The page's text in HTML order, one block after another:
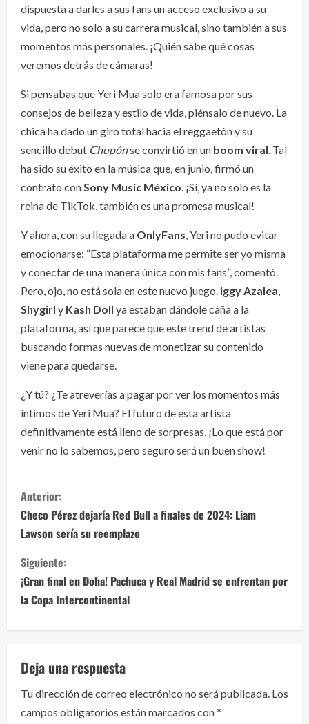
dispuesta a darles a sus fans un acceso exclusivo a su
vida, pero no solo a su carrera musical, sino también a sus
momentos más personales. ¡Quién sabe qué cosas
veremos detrás de cámaras!
Si pensabas que Yeri Mua solo era famosa por sus
consejos de belleza y estilo de vida, piénsalo de nuevo. La
chica ha dado un giro total hacia el reggaetón y su
sencillo debut Chupónse convirtió en un boom viral. Tal
ha sido su éxito en la música que, en junio, firmó un
contrato conSony Music México. ¡Sí, ya no solo es la
reina de TikTok, también es una promesa musical!
Y ahora, con su llegada a OnlyFans, Yeri no pudo evitar
emocionarse: “Esta plataforma me permite ser yo misma
y conectar de una manera única con mis fans”, comentó.
Pero, ojo, no está sola en este nuevo juego. Iggy Azalea,
Shygirl y Kash Doll ya estaban dándole caña a la
plataforma, así que parece que este trend de artistas
buscando formas nuevas de monetizar su contenido
viene para quedarse.
¿Y tú? ¿Te atreverías a pagar por ver los momentos más
íntimos de Yeri Mua? El futuro de esta artista
definitivamente está lleno de sorpresas. ¡Lo que está por
venir no lo sabemos, pero seguro será un buen show!
S
i
g
u
e
l
e
y
Anterior:
Checo Pérez dejaría Red Bull a finales de 2024: Liam
Lawson sería su reemplazo
Siguiente:
¡Gran final en Doha! Pachuca y Real Madrid se enfrentan por
la Copa Intercontinental
Deja una respuesta
Tu dirección de correo electrónico no será publicada. Los
campos obligatorios están marcados con*